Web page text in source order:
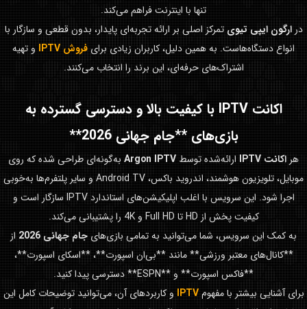
تنها با اینترنت فراهم می‌کند.
درارگون ایپی تیوی تمرکز اصلی بر ارائه تجربه‌ای پایدار، بدون قطعی و سازگار با
انواع دستگاه‌هاست. به همین دلیل، کاربران زیادی برای فروش IPTV
و تهیه
اشتراک‌های حرفه‌ای، این برند را انتخاب می‌کنند.
اکانت IPTV با کیفیت بالا و دسترسی گسترده به
بازی‌های **جام جهانی 2026**
هر اکانت IPTV ارائه‌شده توسط Argon IPTV به‌گونه‌ای طراحی شده که روی
موبایل، تلویزیون هوشمند، اندروید باکس، Android TV و سایر پلتفرم‌ها به‌خوبی
اجرا شود. این سرویس با اغلب اپلیکیشن‌های استاندارد IPTV سازگار است و
کیفیت پخش از HD تا Full HD و 4K را پشتیبانی می‌کند.
به کمک این سرویس، شما می‌توانید به تمامی بازی‌های جام جهانی 2026
از
**کانال‌های معتبر ورزشی** مانند **بی‌ان اسپورت**، **اسکای اسپورت**،
**فاکس اسپورت** و **ESPN** دسترسی پیدا کنید.
برای آشنایی بیشتر با مفهومIPTV و کاربردهای آن، می‌توانید توضیحات کامل این